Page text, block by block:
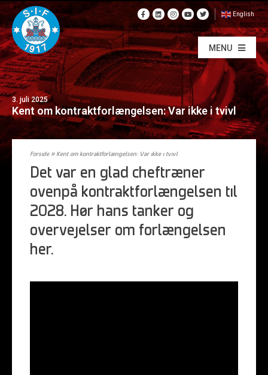
English
MENU
3. juli 2025
Kent om kontraktforlængelsen: Var ikke i tvivl
Forside»Kent om kontraktforlængelsen: Var ikke i tvivl
Det var en glad cheftræner
ovenpå kontraktforlængelsen til
2028. Hør hans tanker og
overvejelser om forlængelsen
her.